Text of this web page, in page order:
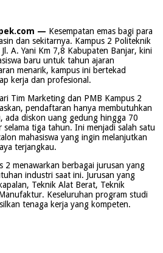
— Kesempatan emas bagi para
dan sekitarnya. Kampus 2 Politeknik
A. Yani Km 7,8 Kabupaten Banjar, kini
baru untuk tahun ajaran
menarik, kampus ini bertekad
kerja dan profesional.
Tim Marketing dan PMB Kampus 2
pendaftaran hanya membutuhkan
ada diskon uang gedung hingga 70
tiga tahun. Ini menjadi salah satu
mahasiswa yang ingin melanjutkan
terjangkau.
2 menawarkan berbagai jurusan yang
industri saat ini. Jurusan yang
Teknik Alat Berat, Teknik
Keseluruhan program studi
tenaga kerja yang kompeten.